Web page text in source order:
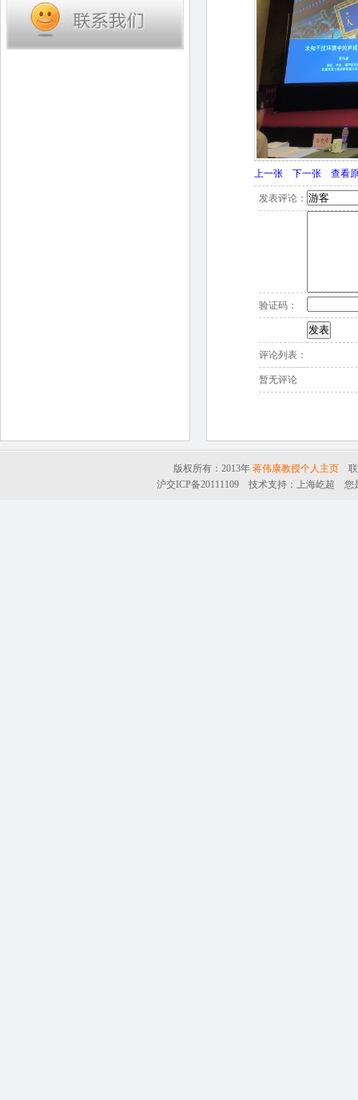
上一张 下一张 查看
发表评论：
验证码：
评论列表：
暂无评论
版权所有：2013年 蒋伟康教授个人主页 联
沪交ICP备20111109 技术支持： 上海屹超 您